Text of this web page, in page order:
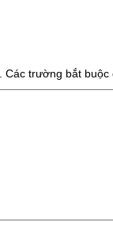
Các trường bắt buộc